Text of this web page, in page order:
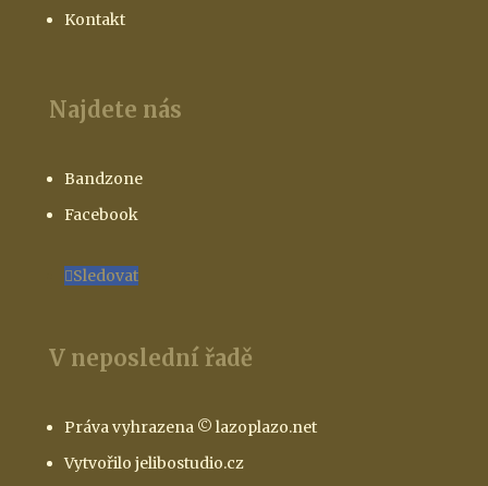
Kontakt
Najdete nás
Bandzone
Facebook
Sledovat
V neposlední řadě
Práva vyhrazena © lazoplazo.net
Vytvořilo jelibostudio.cz